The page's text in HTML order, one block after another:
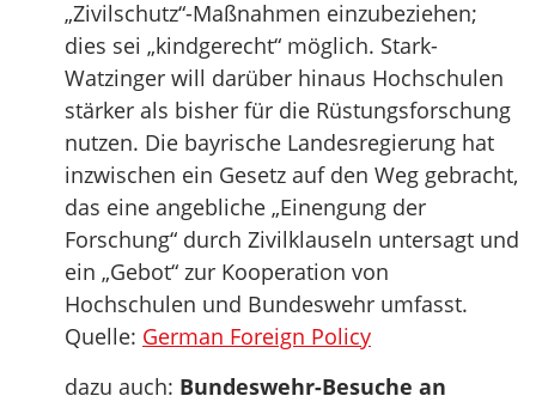
„Zivilschutz“-Maßnahmen einzubeziehen;
dies sei „kindgerecht“ möglich. Stark-
Watzinger will darüber hinaus Hochschulen
stärker als bisher für die Rüstungsforschung
nutzen. Die bayrische Landesregierung hat
inzwischen ein Gesetz auf den Weg gebracht,
das eine angebliche „Einengung der
Forschung“ durch Zivilklauseln untersagt und
ein „Gebot“ zur Kooperation von
Hochschulen und Bundeswehr umfasst.
Quelle: German Foreign Policy
dazu auch: Bundeswehr-Besuche an